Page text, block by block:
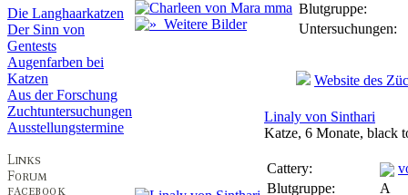
Die Langhaarkatzen
Der Sinn von
Gentests
Augenfarben bei
Katzen
Aus der Forschung
Zuchtuntersuchungen
Ausstellungstermine
Weitere Bilder
Blutgruppe:
Untersuchungen:
Website des
Linaly von Sinthari
Katze, 6 Monate, black
Cattery:
Blutgruppe:
A